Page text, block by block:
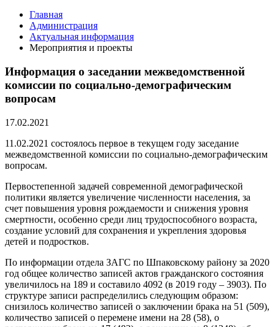
Главная
Администрация
Актуальная информация
Мероприятия и проекты
Информация о заседании межведомственной
комиссии по социально-демографическим
вопросам
17.02.2021
11.02.2021 состоялось первое в текущем году заседание
межведомственной комиссии по социально-демографическим
вопросам.
Первостепенной задачей современной демографической
политики является увеличение численности населения, за
счет повышения уровня рождаемости и снижения уровня
смертности, особенно среди лиц трудоспособного возраста,
создание условий для сохранения и укрепления здоровья
детей и подростков.
По информации отдела ЗАГС по Шпаковскому району за 2020
год общее количество записей актов гражданского состояния
увеличилось на 189 и составило 4092 (в 2019 году – 3903). По
структуре записи распределились следующим образом:
снизилось количество записей о заключении брака на 51 (509),
количество записей о перемене имени на 28 (58), о